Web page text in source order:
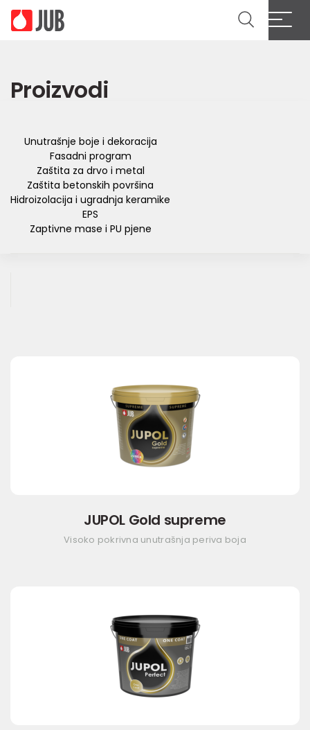
Proizvodi
Unutrašnje boje i dekoracija
Fasadni program
Zaštita za drvo i metal
Zaštita betonskih površina
Hidroizolacija i ugradnja keramike
EPS
Zaptivne mase i PU pjene
JUPOL Gold supreme
Visoko pokrivna unutrašnja periva boja